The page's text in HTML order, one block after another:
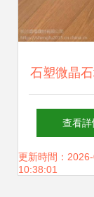
石塑微晶
家直銷，
防潮耐磨的
查看詳
更新時間：
10:38:01